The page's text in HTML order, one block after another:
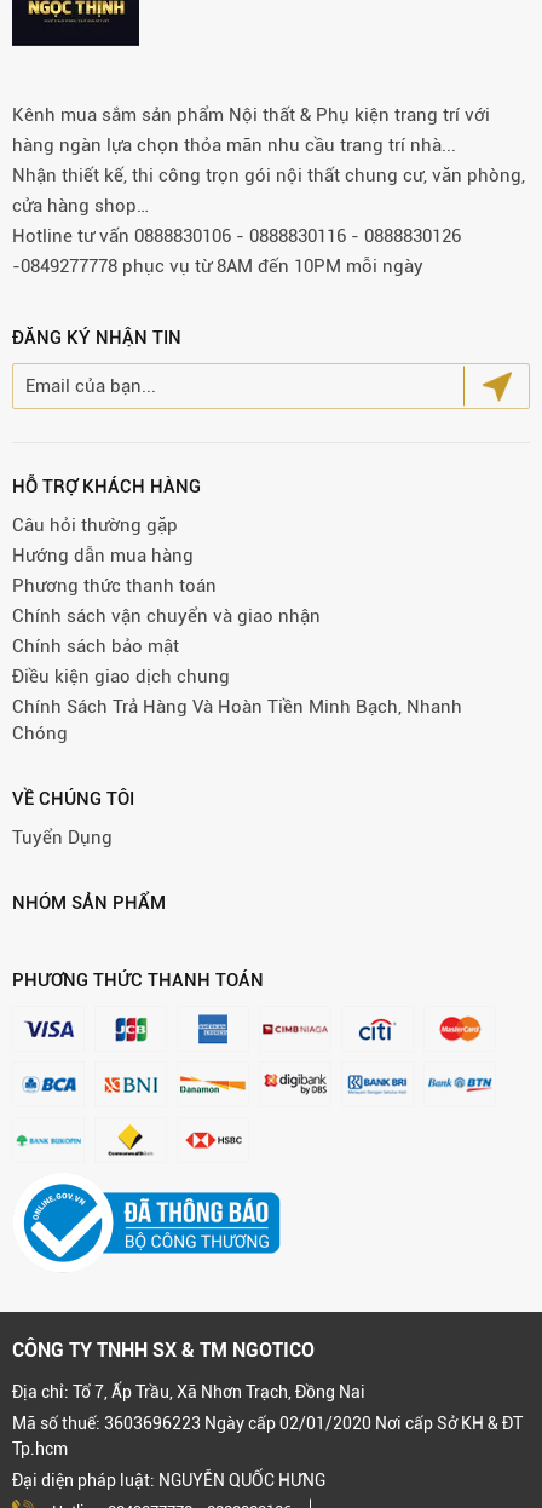
Kênh mua sắm sản phẩm Nội thất & Phụ kiện trang trí với
hàng ngàn lựa chọn thỏa mãn nhu cầu trang trí nhà...
Nhận thiết kế, thi công trọn gói nội thất chung cư, văn phòng,
cửa hàng shop…
Hotline tư vấn 0888830106 - 0888830116 - 0888830126
-0849277778 phục vụ từ 8AM đến 10PM mỗi ngày
ĐĂNG KÝ NHẬN TIN
HỖ TRỢ KHÁCH HÀNG
Câu hỏi thường gặp
Hướng dẫn mua hàng
Phương thức thanh toán
Chính sách vận chuyển và giao nhận
Chính sách bảo mật
Điều kiện giao dịch chung
Chính Sách Trả Hàng Và Hoàn Tiền Minh Bạch, Nhanh
Chóng
VỀ CHÚNG TÔI
Tuyển Dụng
NHÓM SẢN PHẨM
PHƯƠNG THỨC THANH TOÁN
CÔNG TY TNHH SX & TM NGOTICO
Địa chỉ: Tổ 7, Ấp Trầu, Xã Nhơn Trạch, Đồng Nai
Mã số thuế: 3603696223 Ngày cấp 02/01/2020 Nơi cấp Sở KH & ĐT
Tp.hcm
Đại diện pháp luật: NGUYỄN QUỐC HƯNG